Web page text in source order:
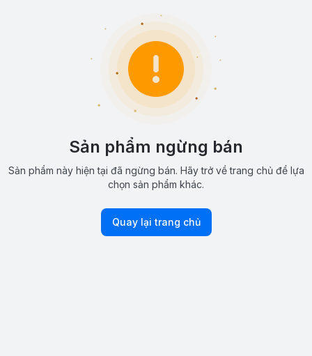
Sản phẩm ngừng bán
Sản phẩm này hiện tại đã ngừng bán. Hãy trở về trang chủ để lựa
chọn sản phẩm khác.
Quay lại trang chủ